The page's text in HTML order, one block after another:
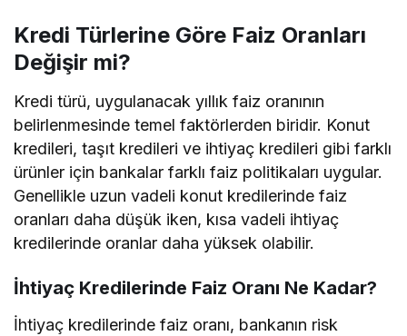
Kredi Türlerine Göre Faiz Oranları
Değişir mi?
Kredi türü, uygulanacak yıllık faiz oranının
belirlenmesinde temel faktörlerden biridir. Konut
kredileri, taşıt kredileri ve ihtiyaç kredileri gibi farklı
ürünler için bankalar farklı faiz politikaları uygular.
Genellikle uzun vadeli konut kredilerinde faiz
oranları daha düşük iken, kısa vadeli ihtiyaç
kredilerinde oranlar daha yüksek olabilir.
İhtiyaç Kredilerinde Faiz Oranı Ne Kadar?
İhtiyaç kredilerinde faiz oranı, bankanın risk